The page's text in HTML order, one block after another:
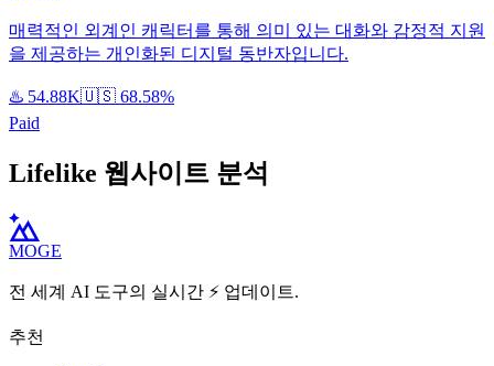
매력적인 외계인 캐릭터를 통해 의미 있는 대화와 감정적 지원
을 제공하는 개인화된 디지털 동반자입니다.
♨️ 54.88K🇺🇸 68.58%
Paid
Lifelike 웹사이트 분석
MOGE
전 세계 AI 도구의 실시간 ⚡️ 업데이트.
추천